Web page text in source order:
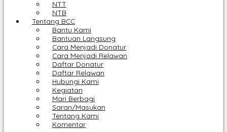
NTT
NTB
Tentang BCC
Bantu Kami
Bantuan Langsung
Cara Menjadi Donatur
Cara Menjadi Relawan
Daftar Donatur
Daftar Relawan
Hubungi Kami
Kegiatan
Mari Berbagi
Saran/Masukan
Tentang Kami
Komentar